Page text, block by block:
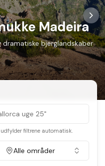
Madeira
bjerglandskaber
filtrene automatisk.
Alle områder